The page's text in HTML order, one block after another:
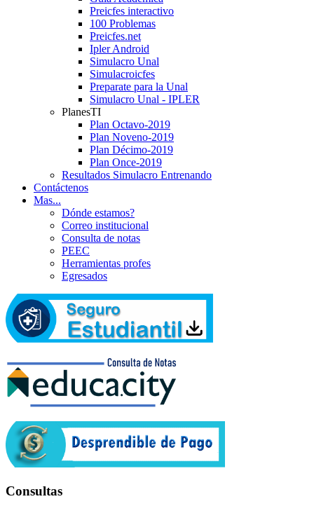
Preicfes interactivo
100 Problemas
Preicfes.net
Ipler Android
Simulacro Unal
Simulacroicfes
Preparate para la Unal
Simulacro Unal - IPLER
PlanesTI
Plan Octavo-2019
Plan Noveno-2019
Plan Décimo-2019
Plan Once-2019
Resultados Simulacro Entrenando
Contáctenos
Mas...
Dónde estamos?
Correo institucional
Consulta de notas
PEEC
Herramientas profes
Egresados
Consultas